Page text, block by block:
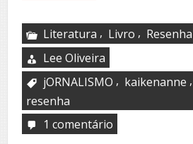
Literatura , Livro , Resenha
Lee Oliveira
jORNALISMO , kaikenanne ,
resenha
1 comentário